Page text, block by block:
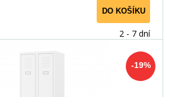
DO KOŠÍKU
2 - 7 dní
-19%